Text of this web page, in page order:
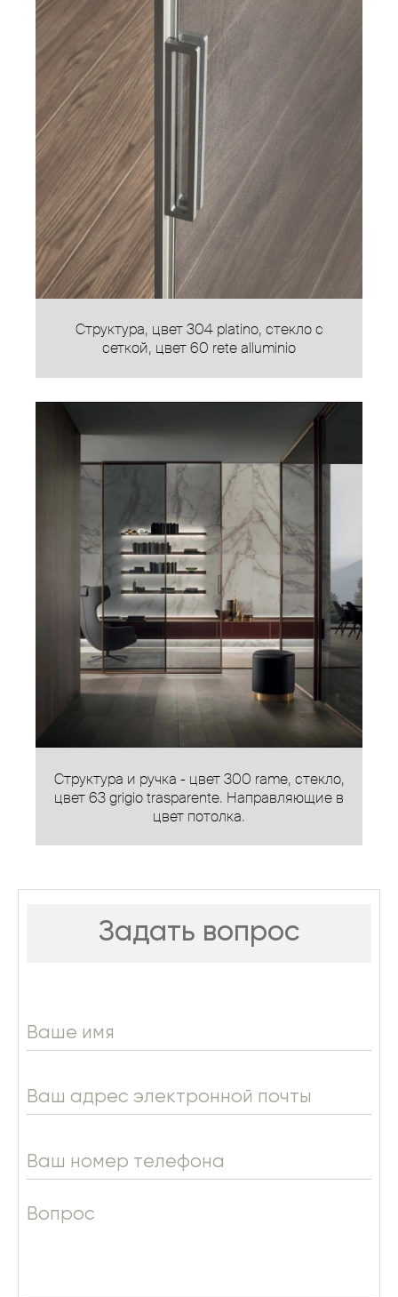
Структура, цвет 304 platino, стекло с
сеткой, цвет 60 rete alluminio
Структура и ручка - цвет 300 rame, стекло,
цвет 63 grigio trasparente. Направляющие в
цвет потолка.
Задать вопрос
Ваше имя
Ваш адрес электронной почты
Ваш номер телефона
Вопрос